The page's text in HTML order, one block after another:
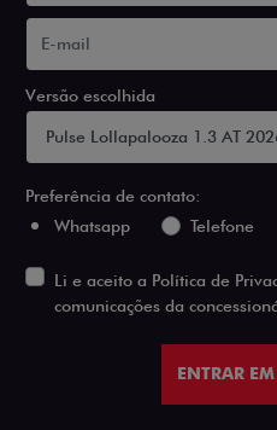
Versão escolhida
Preferência de contato:
Whatsapp
Telefone
Li e aceito a Política de
comunicações da
ENTRAR